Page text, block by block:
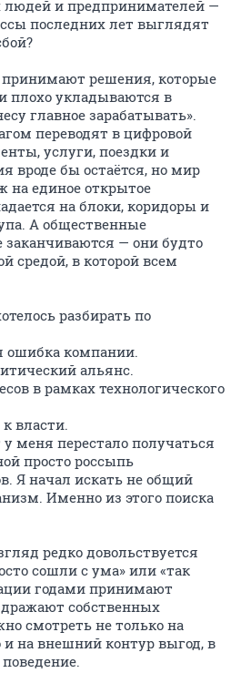
людей и предпринимателей —
последних лет выглядят
решения, которые
плохо укладываются в
главное зарабатывать».
переводят в цифровой
услуги, поездки и
вроде бы остаётся, но мир
на единое открытое
на блоки, коридоры и
А общественные
— они будто
средой, в которой всем
разбирать по
ошибка компании.
альянс.
в рамках технологического
власти.
меня перестало получаться
просто россыпь
Я начал искать не общий
Именно из этого поиска
редко довольствуется
сошли с ума» или «так
годами принимают
собственных
смотреть не только на
на внешний контур выгод, в